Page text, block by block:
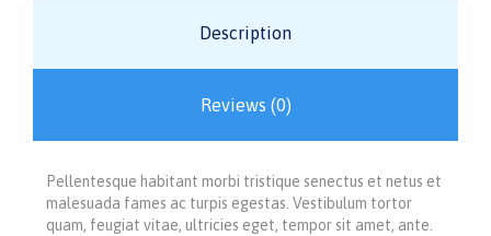
Description
Reviews (0)
Pellentesque habitant morbi tristique senectus et netus et
malesuada fames ac turpis egestas. Vestibulum tortor
quam, feugiat vitae, ultricies eget, tempor sit amet, ante.